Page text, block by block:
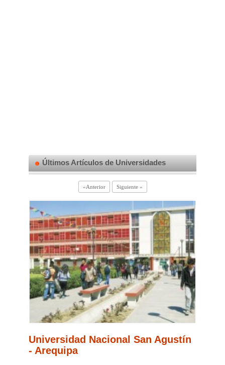
Últimos Artículos de Universidades
«Anterior Siguiente »
Universidad Nacional San Agustín
- Arequipa